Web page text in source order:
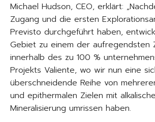
Michael Hudson, CEO, erklärt:
Zugang und die ersten
Previsto durchgeführt haben,
Gebiet zu einem der aufregendsten
innerhalb des zu 100 %
Projekts Valiente, wo wir nun eine
überschneidende Reihe von
und epithermalen Zielen mit
Mineralisierung umrissen haben.